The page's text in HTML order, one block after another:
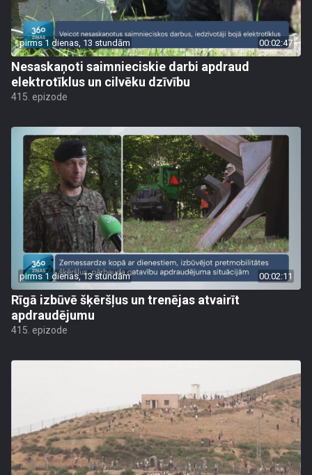
pirms 1 dienas, 13 stundām 00:02:47
Nesaskaņoti saimnieciskie darbi apdraud
elektrotīklus un cilvēku dzīvību
415. epizode
pirms 1 dienas, 13 stundām 00:02:11
Rīgā izbūvē šķēršļus un trenējas atvairīt
apdraudējumu
415. epizode